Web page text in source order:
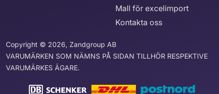
Mall för excelimport
Kontakta oss
Copyright © 2026, Zandgroup AB
VARUMÄRKEN SOM NÄMNS PÅ SIDAN TILLHÖR RESPEKTIVE
VARUMÄRKES ÄGARE.